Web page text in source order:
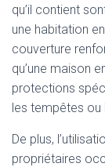
qu’il contient
une habitation
couverture
qu’une maison
protections
les tempêtes ou
De plus,
propriétaires